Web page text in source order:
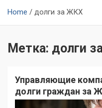
Home долги за ЖКХ
Метка: долги
Управляющие
долги граждан за